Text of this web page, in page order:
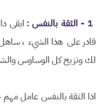
1 - ﺍﻟﺜﻘﺔ ﺑﺎﻟﻨﻔﺲ :
ﺍﺑﻘﻰ
ﻗﺎﺩﺭ على ﻫذا الشيء ،
لك وتزيح كل الوساوس
اذا الثقة بالنفس عامل